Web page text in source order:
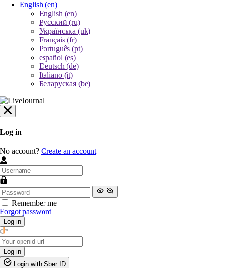
English (en)
English (en)
Русский (ru)
Українська (uk)
Français (fr)
Português (pt)
español (es)
Deutsch (de)
Italiano (it)
Беларуская (be)
Log in
No account? Create an account
Remember me
Forgot password
Log in
Log in
Login with Sber ID